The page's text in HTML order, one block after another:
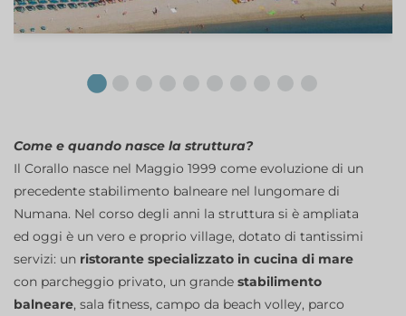
Come e quando nasce la struttura?
Il Corallo nasce nel Maggio 1999 come evoluzione di un
precedente stabilimento balneare nel lungomare di
Numana. Nel corso degli anni la struttura si è ampliata
ed oggi è un vero e proprio village, dotato di tantissimi
servizi: un ristorante specializzato in cucina di mare
con parcheggio privato, un grande stabilimento
balneare, sala fitness, campo da beach volley, parco